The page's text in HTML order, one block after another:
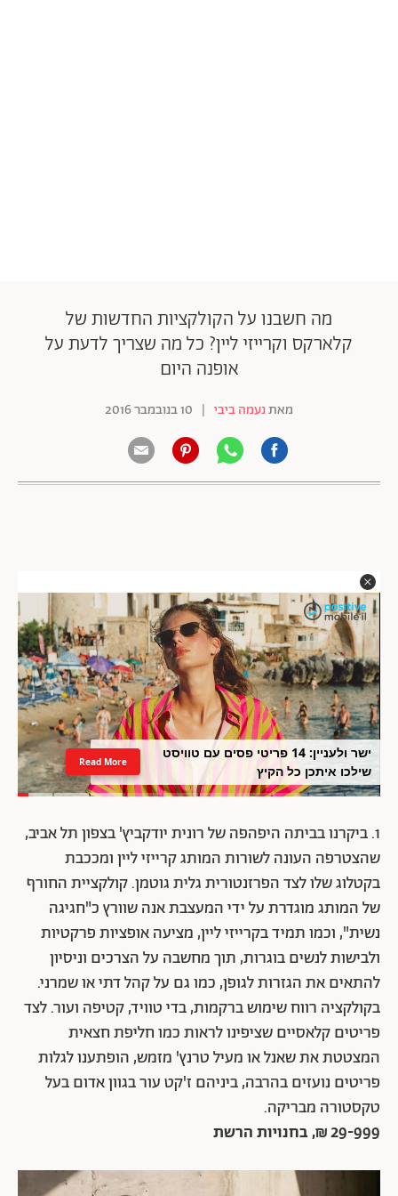
מה חשבנו על הקולקציות החדשות של
קלארקס וקרייזי ליין? כל מה שצריך לדעת על
אופנה היום
מאתנעמה ביבי | 10 בנובמבר 2016
ישר ולעניין: 14 פריטי פסים עם טוויסט
שילכו איתכן כל הקיץ
Read More
1. ביקרנו בביתה היפהפה של רונית יודקביץ' בצפון תל אביב,
שהצטרפה העונה לשורות המותג קרייזי ליין ומככבת
בקטלוג שלו לצד הפרזנטורית גלית גוטמן. קולקציית החורף
של המותג מוגדרת על ידי המעצבת אנה שוורץ כ"חגיגה
נשית", וכמו תמיד בקרייזי ליין, מציעה אופציות פרקטיות
ולבישות לנשים בוגרות, תוך מחשבה על הצרכים וניסיון
להתאים את הגזרות לגופן, כמו גם על קהל דתי או שמרני.
בקולקציה רווח שימוש ברקמות, בדי טוויד, קטיפה ועור. לצד
פריטים קלאסיים שציפינו לראות כמו חליפת חצאית
המצטטת את שאנל או מעיל טרנץ' מזמש, הופתענו לגלות
פריטים נועזים בהרבה, ביניהם ז'קט עור בגוון אדום בעל
טקסטורה מבריקה.
29-999 ₪, בחנויות הרשת